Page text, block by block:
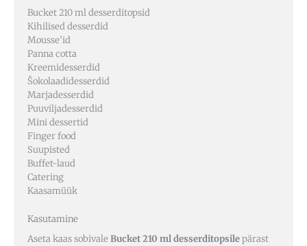
Bucket 210 ml desserditopsid
Kihilised desserdid
Mousse’id
Panna cotta
Kreemidesserdid
Šokolaadidesserdid
Marjadesserdid
Puuviljadesserdid
Mini dessertid
Finger food
Suupisted
Buffet-laud
Catering
Kaasamüük
Kasutamine
Aseta kaas sobivale Bucket 210 ml desserditopsilepärast